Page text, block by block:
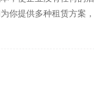
提供多种租赁方案